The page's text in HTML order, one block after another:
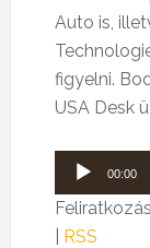
Auto is,
figyelni.
USA Desk
Audió
lejátszó
00:00
RSS